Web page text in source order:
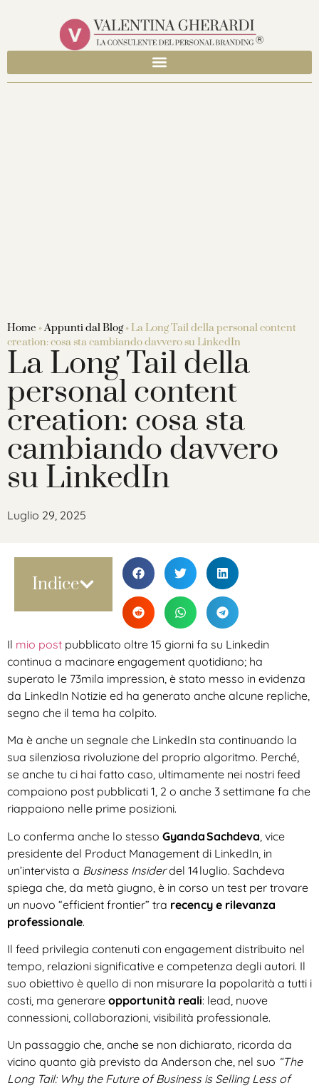
Home »Appunti dal Blog» La Long Tail della personal content
creation: cosa sta cambiando davvero su LinkedIn
La Long Tail della
personal content
creation: cosa sta
cambiando davvero
su LinkedIn
Luglio 29, 2025
Indice
Il mio post pubblicato oltre 15 giorni fa su Linkedin
continua a macinare engagement quotidiano; ha
superato le 73mila impression, è stato messo in evidenza
da LinkedIn Notizie ed ha generato anche alcune repliche,
segno che il tema ha colpito.
Ma è anche un segnale che LinkedIn sta continuando la
sua silenziosa rivoluzione del proprio algoritmo. Perché,
se anche tu ci hai fatto caso, ultimamente nei nostri feed
compaiono post pubblicati 1, 2 o anche 3 settimane fa che
riappaiono nelle prime posizioni.
Lo conferma anche lo stesso Gyanda Sachdeva , vice
presidente del Product Management di LinkedIn, in
un’intervista a Business Insiderdel 14 luglio. Sachdeva
spiega che, da metà giugno, è in corso un test per trovare
un nuovo “efficient frontier” tra recency e rilevanza
professionale.
Il feed privilegia contenuti con engagement distribuito nel
tempo, relazioni significative e competenza degli autori. Il
suo obiettivo è quello di non misurare la popolarità a tutti i
costi, ma generare opportunità reali: lead, nuove
connessioni, collaborazioni, visibilità professionale.
Un passaggio che, anche se non dichiarato, ricorda da
vicino quanto già previsto da Anderson che, nel suo “The
Long Tail: Why the Future of Business is Selling Less of